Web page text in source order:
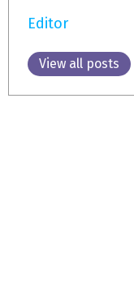
Editor
View all posts